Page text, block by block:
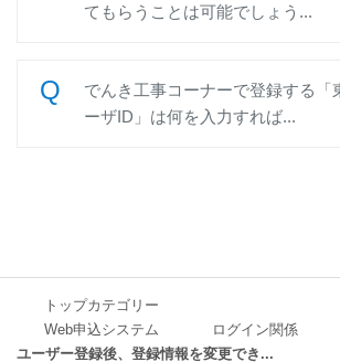
てもらうことは可能でしょう...
でんき工事コーナーで登録する「
ーザID」は何を入力すれば...
トップカテゴリー
Web申込システム
ログイン関係
ユーザー登録後、登録情報を変更でき...